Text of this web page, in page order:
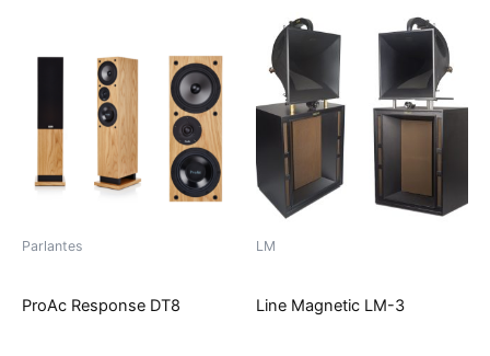
Parlantes
ProAc Response DT8
LM
Line Magnetic LM-3